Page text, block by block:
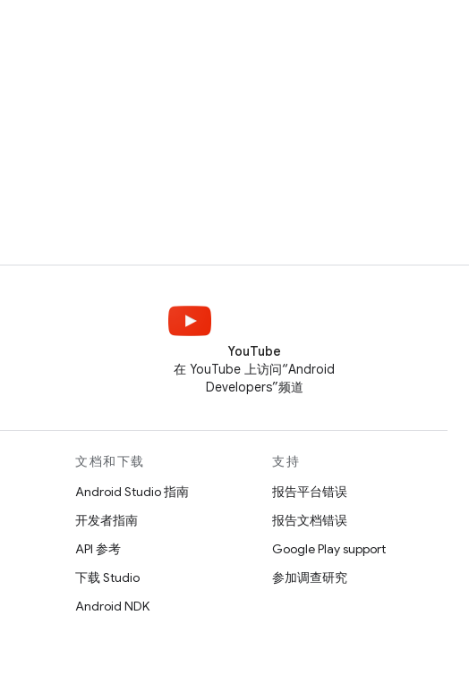
YouTube
在 YouTube 上访问“Android
Developers”频道
文档和下载
Android Studio 指南
开发者指南
API 参考
下载 Studio
Android NDK
支持
报告平台错误
报告文档错误
Google Play support
参加调查研究